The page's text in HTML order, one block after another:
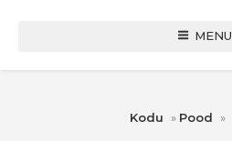
MENU
Kodu » Pood »